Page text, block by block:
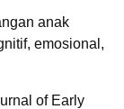
anak
emosional,
of Early